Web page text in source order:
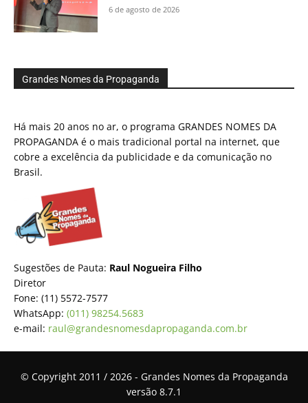
6 de agosto de 2026
Grandes Nomes da Propaganda
Há mais 20 anos no ar, o programa GRANDES NOMES DA
PROPAGANDA é o mais tradicional portal na internet, que
cobre a excelência da publicidade e da comunicação no
Brasil.
Sugestões de Pauta: Raul Nogueira Filho
Diretor
Fone: (11) 5572-7577
WhatsApp: (011) 98254.5683
e-mail: raul@grandesnomesdapropaganda.com.br
© Copyright 2011 / 2026 - Grandes Nomes da Propaganda
versão 8.7.1